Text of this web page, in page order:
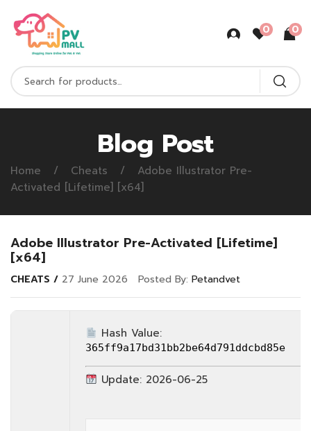
0 0
Blog Post
Home Cheats
Adobe Illustrator Pre-
Activated [Lifetime] [x64]
Adobe Illustrator Pre-Activated [Lifetime]
[x64]
CHEATS 27 June 2026 Posted By: Petandvet
Hash Value:
365ff9a17bd31bb2be64d791ddcbd85e
Update: 2026-06-25